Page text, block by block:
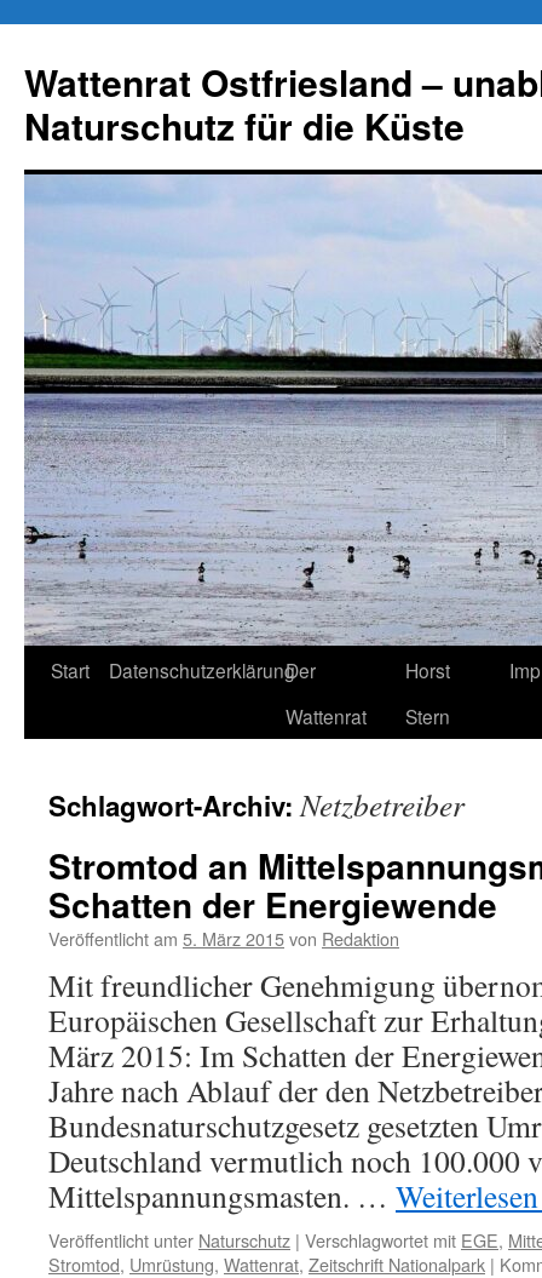
springen
Wattenrat Ostfriesland –
Naturschutz für die Küste
Start DatenschutzerklärungDer
Wattenrat
Horst
Stern
Schlagwort-Archiv:Netzbetreiber
Stromtod an
Schatten der Energiewende
Veröffentlicht am 5. März 2015von Redaktion
Mit freundlicher Genehmigung
Europäischen Gesellschaft zur
März 2015: Im Schatten der
Jahre nach Ablauf der den
Bundesnaturschutzgesetz gesetzten
Deutschland vermutlich noch 100.000
Mittelspannungsmasten. …
Veröffentlicht unter Naturschutz | Verschlagwortet mit EGE,
Stromtod, Umrüstung, Wattenrat, Zeitschrift Nationalpark |